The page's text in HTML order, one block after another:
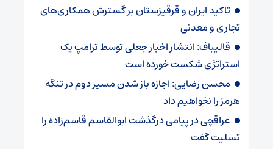
تاکید ایران و قرقیزستان بر گسترش همکاری‌های
تجاری و معدنی
قالیباف: انتشار اخبار جعلی توسط ترامپ یک
استراتژی شکست خورده است
محسن رضایی: اجازه باز شدن مسیر دوم در تنگه
هرمز را نخواهیم داد
عراقچی در پیامی درگذشت ابوالقاسم قاسم‌زاده را
تسلیت گفت